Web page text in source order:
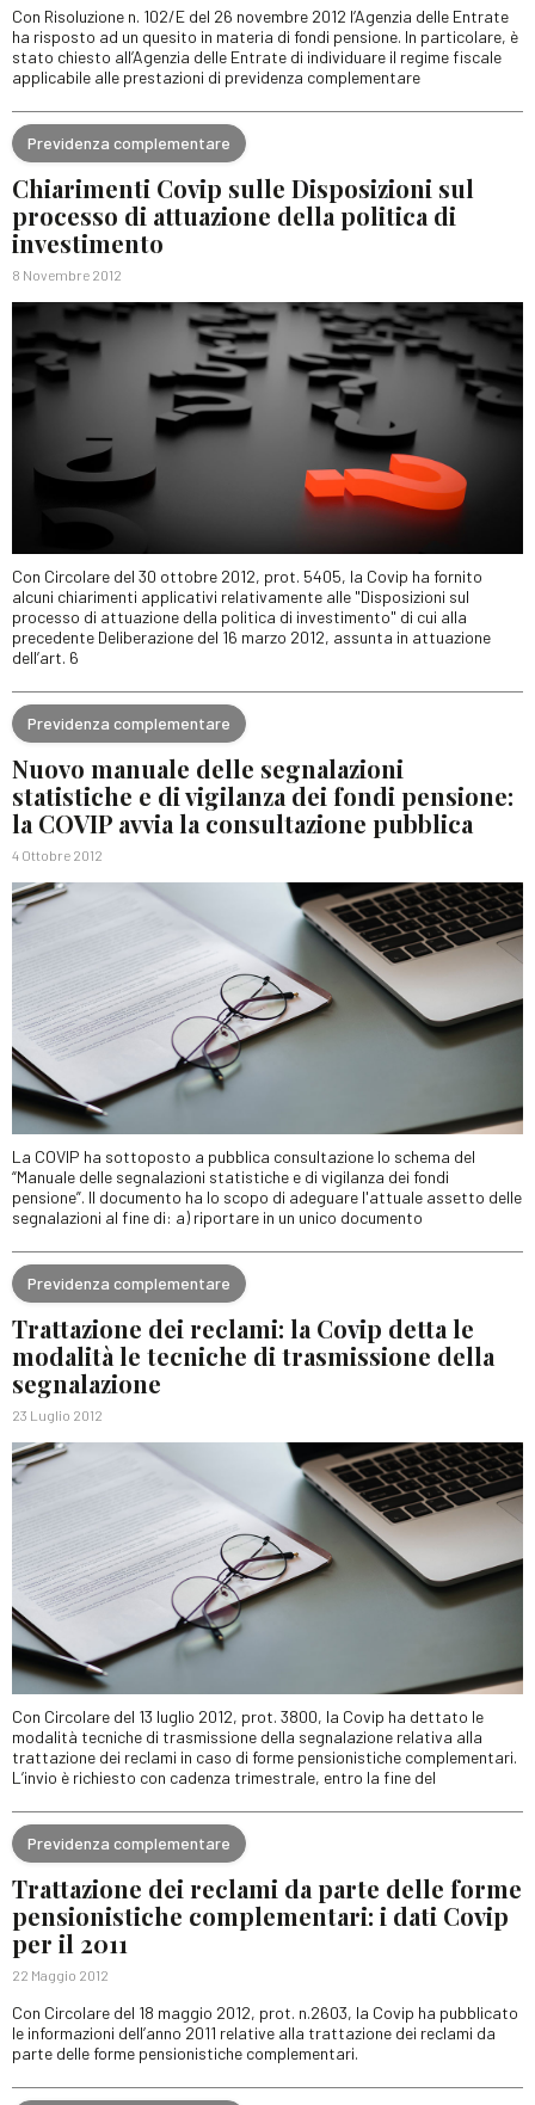
Con Risoluzione n. 102/E del 26 novembre 2012 l’Agenzia delle Entrate
ha risposto ad un quesito in materia di fondi pensione. In particolare, è
stato chiesto all’Agenzia delle Entrate di individuare il regime fiscale
applicabile alle prestazioni di previdenza complementare
Previdenza complementare
Chiarimenti Covip sulle Disposizioni sul
processo di attuazione della politica di
investimento
8 Novembre 2012
Con Circolare del 30 ottobre 2012, prot. 5405, la Covip ha fornito
alcuni chiarimenti applicativi relativamente alle "Disposizioni sul
processo di attuazione della politica di investimento" di cui alla
precedente Deliberazione del 16 marzo 2012, assunta in attuazione
dell’art. 6
Previdenza complementare
Nuovo manuale delle segnalazioni
statistiche e di vigilanza dei fondi pensione:
la COVIP avvia la consultazione pubblica
4 Ottobre 2012
La COVIP ha sottoposto a pubblica consultazione lo schema del
“Manuale delle segnalazioni statistiche e di vigilanza dei fondi
pensione”. Il documento ha lo scopo di adeguare l'attuale assetto delle
segnalazioni al fine di: a) riportare in un unico documento
Previdenza complementare
Trattazione dei reclami: la Covip detta le
modalità le tecniche di trasmissione della
segnalazione
23 Luglio 2012
Con Circolare del 13 luglio 2012, prot. 3800, la Covip ha dettato le
modalità tecniche di trasmissione della segnalazione relativa alla
trattazione dei reclami in caso di forme pensionistiche complementari.
L’invio è richiesto con cadenza trimestrale, entro la fine del
Previdenza complementare
Trattazione dei reclami da parte delle forme
pensionistiche complementari: i dati Covip
per il 2011
22 Maggio 2012
Con Circolare del 18 maggio 2012, prot. n.2603, la Covip ha pubblicato
le informazioni dell’anno 2011 relative alla trattazione dei reclami da
parte delle forme pensionistiche complementari.